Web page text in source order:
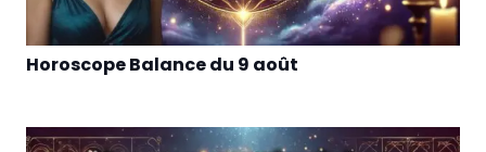
Horoscope Balance du 9 août